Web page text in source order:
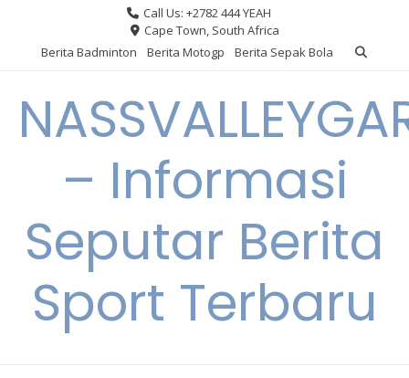
content
Call Us: +2782 444 YEAH
Cape Town, South Africa
Berita Badminton
Berita Motogp Berita Sepak Bola
– Informasi
Seputar Berita
Sport Terbaru